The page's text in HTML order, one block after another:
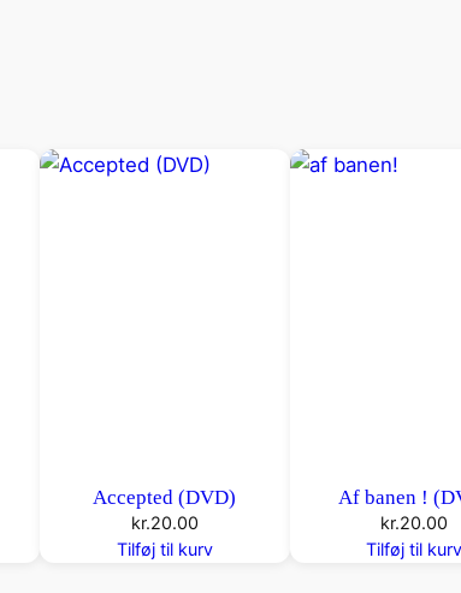
n
Accepted (DVD)
kr.20.00
Tilføj til kurv
Af banen !
kr.20.00
Tilføj til kurv